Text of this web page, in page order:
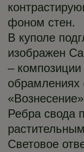
фоном стен.
В куполе
изображен
–
обрамлениях
Ребра свода
Световое